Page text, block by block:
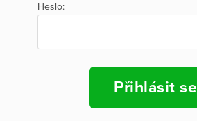
Heslo:
Přihlásit se